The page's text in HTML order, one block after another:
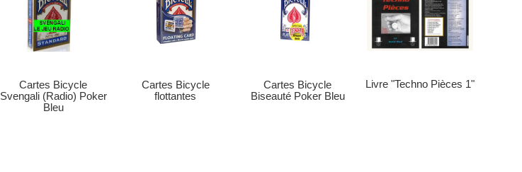
Cartes Bicycle
Svengali (Radio) Poker
Bleu
Cartes Bicycle
flottantes
Cartes Bicycle
Biseauté Poker Bleu
Livre "Techno Pièces 1"